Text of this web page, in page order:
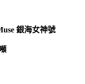
銀海女神號
噸